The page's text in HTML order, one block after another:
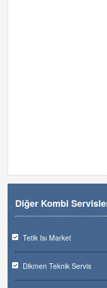
Diğer Kombi
Tetik Isı Market
Dikmen Teknik Servis